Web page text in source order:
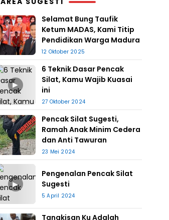
Selamat Bung Taufik
Ketum MADAS, Kami Titip
Pendidikan Warga Madura
12 Oktober 2025
▶
6 Teknik Dasar Pencak
Silat, Kamu Wajib Kuasai
ini
27 Oktober 2024
Pencak Silat Sugesti,
Ramah Anak Minim Cedera
dan Anti Tawuran
23 Mei 2024
▶
Pengenalan Pencak Silat
Sugesti
5 April 2024
Tangkisan Ku Adalah